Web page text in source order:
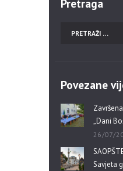
Pretraga
Povezane
„Dani
26/07/
Savjeta